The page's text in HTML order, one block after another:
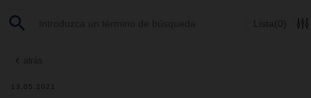
Lista (0)
atrás
13.05.2021